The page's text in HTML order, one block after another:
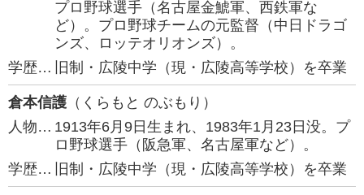
プロ野球選手（名古屋金鯱軍、西鉄軍な
ど）。プロ野球チームの元監督（中日ドラゴ
ンズ、ロッテオリオンズ）。
学歴…
旧制・広陵中学（現・広陵高等学校）を卒業
倉本信護 （くらもと のぶもり）
人物… 1913年6月9日生まれ、1983年1月23日没。プ
ロ野球選手（阪急軍、名古屋軍など）。
学歴…
旧制・広陵中学（現・広陵高等学校）を卒業